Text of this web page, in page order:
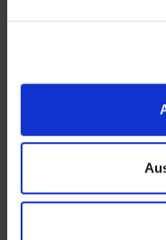
Apensener Straße 5
info[at]sg-